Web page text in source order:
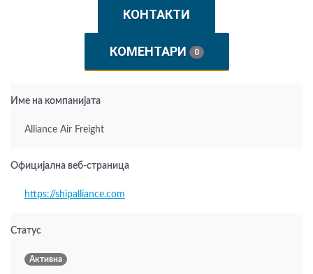
КОНТАКТИ
КОМЕНТАРИ 0
Име на компанијата
Alliance Air Freight
Официјална веб-страница
https://shipalliance.com
Статус
Активна